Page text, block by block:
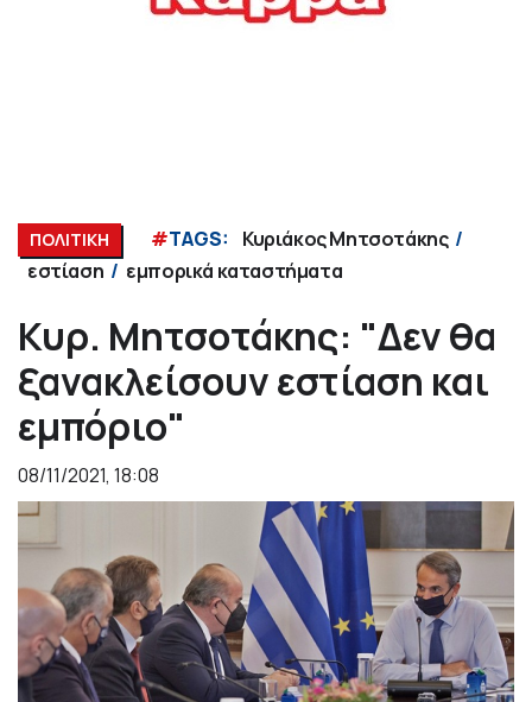
ΠΟΛΙΤΙΚΗ #TAGS:
Κυριάκος Μητσοτάκης
εστίαση
εμπορικά καταστήματα
Κυρ. Μητσοτάκης: "Δεν θα
ξανακλείσουν εστίαση και
εμπόριο"
08/11/2021, 18:08